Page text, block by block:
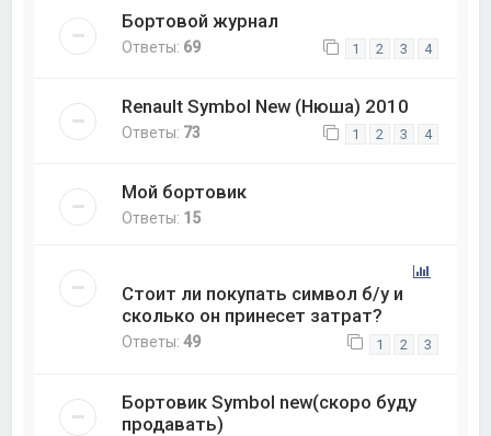
Бортовой журнал
Ответы: 69 1 2 3 4
Renault Symbol New (Нюша) 2010
Ответы: 73 1 2 3 4
Мой бортовик
Ответы: 15
Стоит ли покупать символ б/у и
сколько он принесет затрат?
Ответы:49 1 2 3
Бортовик Symbol new(скоро буду
продавать)